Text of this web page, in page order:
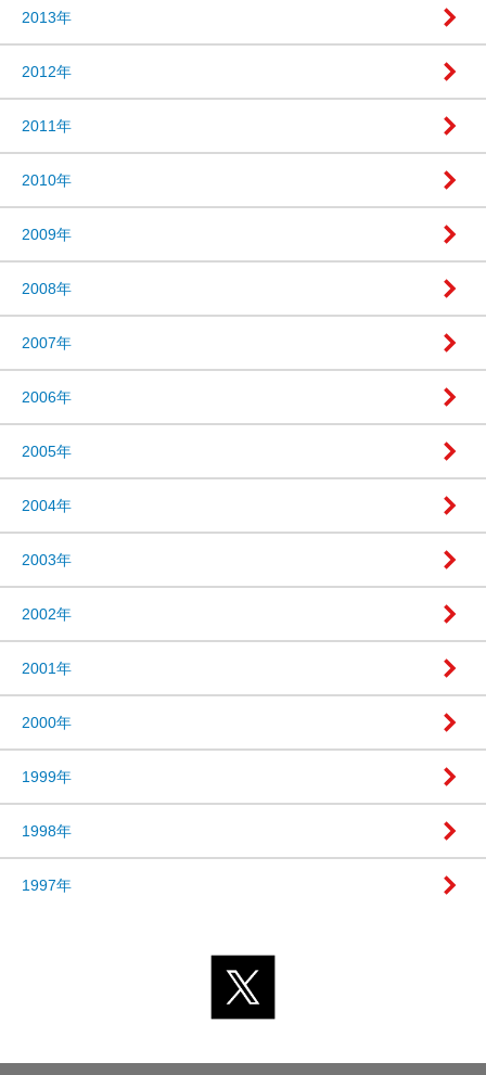
2013年
2012年
2011年
2010年
2009年
2008年
2007年
2006年
2005年
2004年
2003年
2002年
2001年
2000年
1999年
1998年
1997年